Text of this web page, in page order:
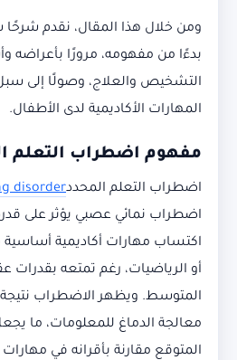
ومن خلال هذا المقال، نقدم شرحًا
بدءًا من مفهومه، مرورًا بأعراضه
التشخيص والعلاج، وصولًا إلى سبل
المهارات الأكاديمية لدى الأطفال.
مفهوم اضطراب التعلم
اضطراب التعلم المحددdisorder
اضطراب نمائي عصبي يؤثر على
اكتساب مهارات أكاديمية أساسية
أو الرياضيات، رغم تمتعه بقدرات
المتوسط. ويظهر الاضطراب
معالجة الدماغ للمعلومات، ما
المتوقع مقارنة بأقرانه في مهارات